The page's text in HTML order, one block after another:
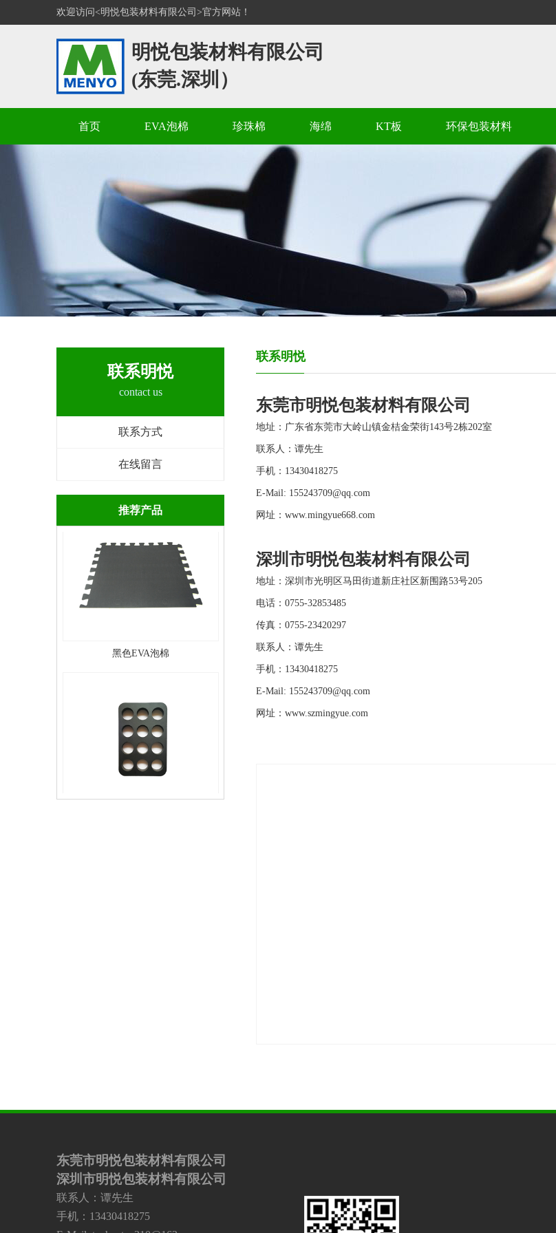
欢迎访问<明悦包装材料有限公司>官方网站！
明悦包装材料有限公司
(东莞.深圳）
首页 EVA泡棉 珍珠棉 海绵 KT板 环保包装材料
联系明悦
contact us
联系方式
在线留言
推荐产品
黑色EVA泡棉
联系明悦
东莞市明悦包装材料有限公司
地址：广东省东莞市大岭山镇金桔金荣街143号2栋202室
联系人：谭先生
手机： 13430418275
E-Mail: 155243709@qq.com
网址： www.mingyue668.com
深圳市明悦包装材料有限公司
地址：深圳市光明区马田街道新庄社区新围路53号205
电话：0755-32853485
传真：0755-23420297
联系人：谭先生
手机：13430418275
E-Mail: 155243709@qq.com
网址： www.szmingyue.com
东莞市明悦包装材料有限公司
深圳市明悦包装材料有限公司
联系人：谭先生
手机：13430418275